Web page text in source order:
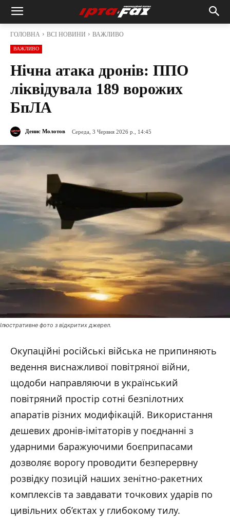
ГОЛОВНА ВСІ НОВИНИ ВАЖЛИВО
ВАЖЛИВО
Нічна атака дронів: ППО
ліквідувала 189 ворожих
БпЛА
Денис Молотов Середа, 3 Червня 2026 р., 14:45
Ілюстративне фото з відкритих джерел.
Окупаційні російські війська не припиняють
ведення виснажливої повітряної війни,
щодоби направляючи в український
повітряний простір сотні безпілотних
апаратів різних модифікацій. Використання
дешевих дронів-імітаторів у поєднанні з
ударними баражуючими боєприпасами
дозволяє ворогу проводити безперервну
розвідку позицій наших зенітно-ракетних
комплексів та завдавати точкових ударів по
цивільних об’єктах у глибокому тилу.